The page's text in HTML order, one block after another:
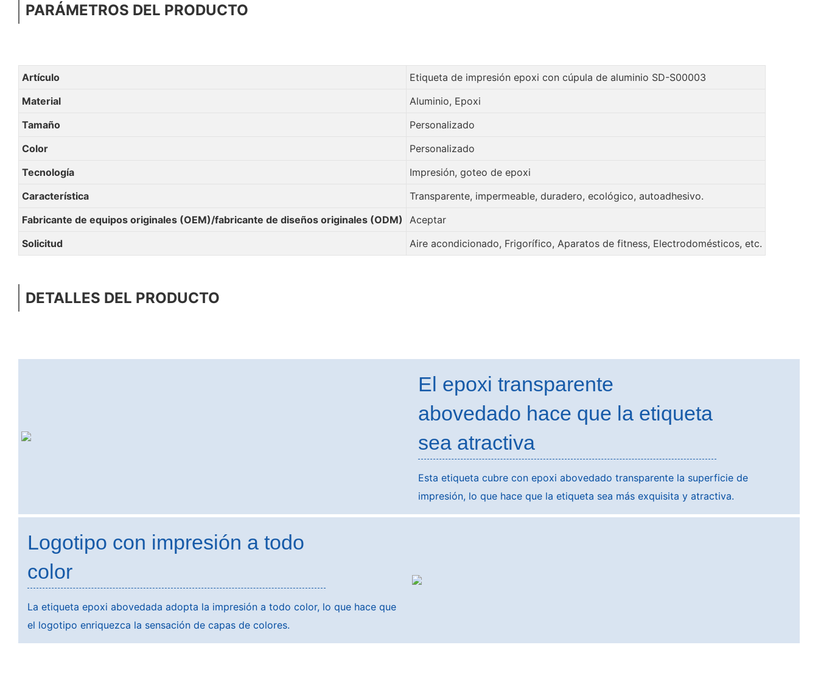
PARÁMETROS DEL PRODUCTO
Artículo
Etiqueta de impresión epoxi con cúpula de aluminio SD-S00003
Material
Aluminio, Epoxi
Tamaño
Personalizado
Color
Personalizado
Tecnología
Impresión, goteo de epoxi
Característica
Transparente, impermeable, duradero, ecológico, autoadhesivo.
Fabricante de equipos originales (OEM)/fabricante de diseños originales (ODM)
Aceptar
Solicitud
Aire acondicionado, Frigorífico, Aparatos de fitness, Electrodomésticos, etc.
DETALLES DEL PRODUCTO
El epoxi transparente
abovedado hace que la etiqueta
sea atractiva
Esta etiqueta cubre con epoxi abovedado transparente la superficie de
impresión, lo que hace que la etiqueta sea más exquisita y atractiva.
Logotipo con impresión a todo
color
La etiqueta epoxi abovedada adopta la impresión a todo color, lo que hace que
el logotipo enriquezca la sensación de capas de colores.